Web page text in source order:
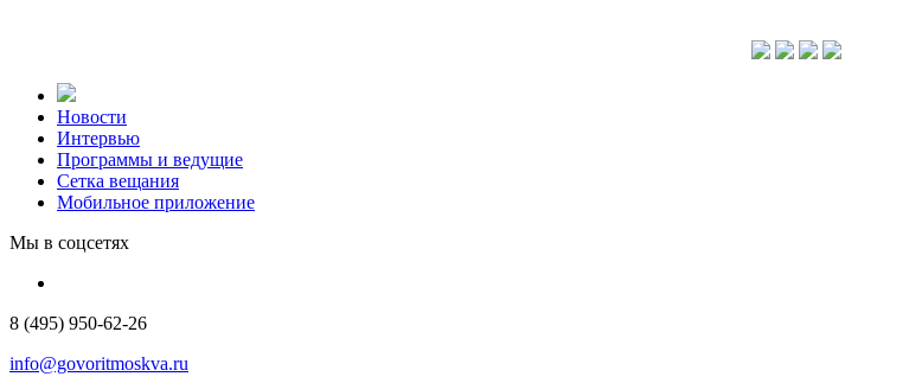
Новости
Интервью
Программы и ведущие
Сетка вещания
Мобильное приложение
Мы в соцсетях
8 (495) 950-62-26
info@govoritmoskva.ru